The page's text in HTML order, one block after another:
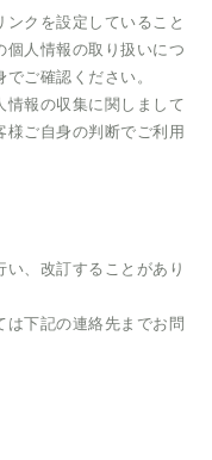
クを設定していること
個人情報の取り扱いにつ
ご確認ください。
情報の収集に関しまして
様ご自身の判断でご利用
、改訂することがあり
は下記の連絡先までお問